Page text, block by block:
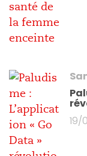
19/